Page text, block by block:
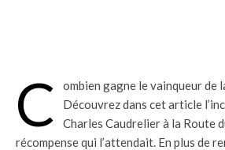
C
ombien gagne le vainqueur de
Découvrez dans cet article
Charles Caudrelier à la Route
récompense qui l’attendait. En plus de